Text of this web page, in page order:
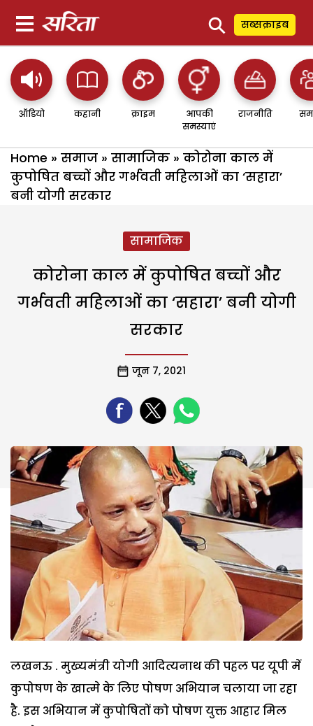
⚲ सब्सक्राइब
ऑडियो कहानी क्राइम
आपकी
समस्याएं
राजनीति
Home » समाज » सामाजिक » कोरोना काल में
कुपोषित बच्चों और गर्भवती महिलाओं का ‘सहारा’
बनी योगी सरकार
सामाजिक
कोरोना काल में कुपोषित बच्चों और
गर्भवती महिलाओं का ‘सहारा’ बनी योगी
सरकार
जून 7, 2021
लखनऊ . मुख्यमंत्री योगी आदित्यनाथ की पहल पर यूपी में
कुपोषण के खात्मे के लिए पोषण अभियान चलाया जा रहा
है. इस अभियान में कुपोषितों को पोषण युक्त आहार मिल